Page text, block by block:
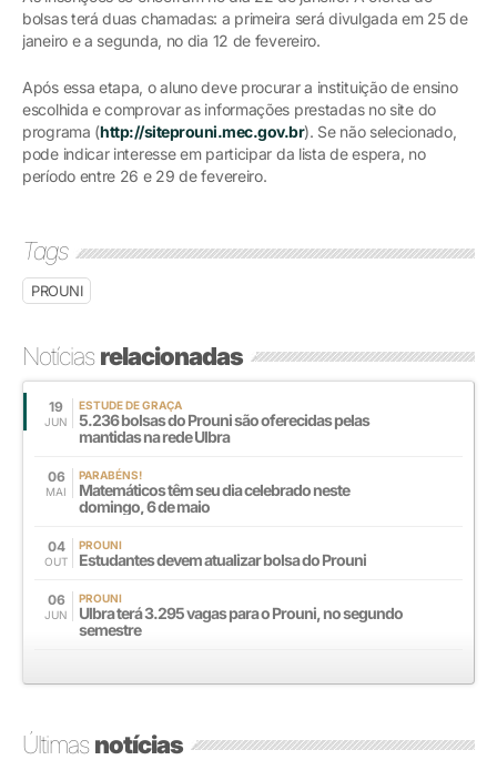
bolsas terá duas chamadas: a primeira será divulgada em 25 de
janeiro e a segunda, no dia 12 de fevereiro.
Após essa etapa, o aluno deve procurar a instituição de ensino
escolhida e comprovar as informações prestadas no site do
programa (http://siteprouni.mec.gov.br). Se não selecionado,
pode indicar interesse em participar da lista de espera, no
período entre 26 e 29 de fevereiro.
Tags
PROUNI
Notíciasrelacionadas
19
JUN
ESTUDE DE GRAÇA
5.236 bolsas do Prouni são oferecidas pelas
mantidas na rede Ulbra
06
MAI
PARABÉNS!
Matemáticos têm seu dia celebrado neste
domingo, 6 de maio
04
OUT
PROUNI
Estudantes devem atualizar bolsa do Prouni
06
JUN
PROUNI
Ulbra terá 3.295 vagas para o Prouni, no segundo
semestre
Últimasnotícias